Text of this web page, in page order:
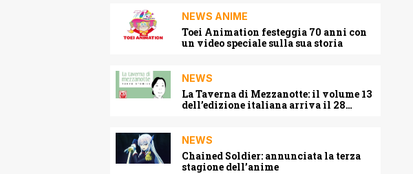
NEWS ANIME
Toei Animation festeggia 70 anni con
un video speciale sulla sua storia
NEWS
La Taverna di Mezzanotte: il volume 13
dell’edizione italiana arriva il 28
NEWS
Chained Soldier: annunciata la terza
stagione dell’anime